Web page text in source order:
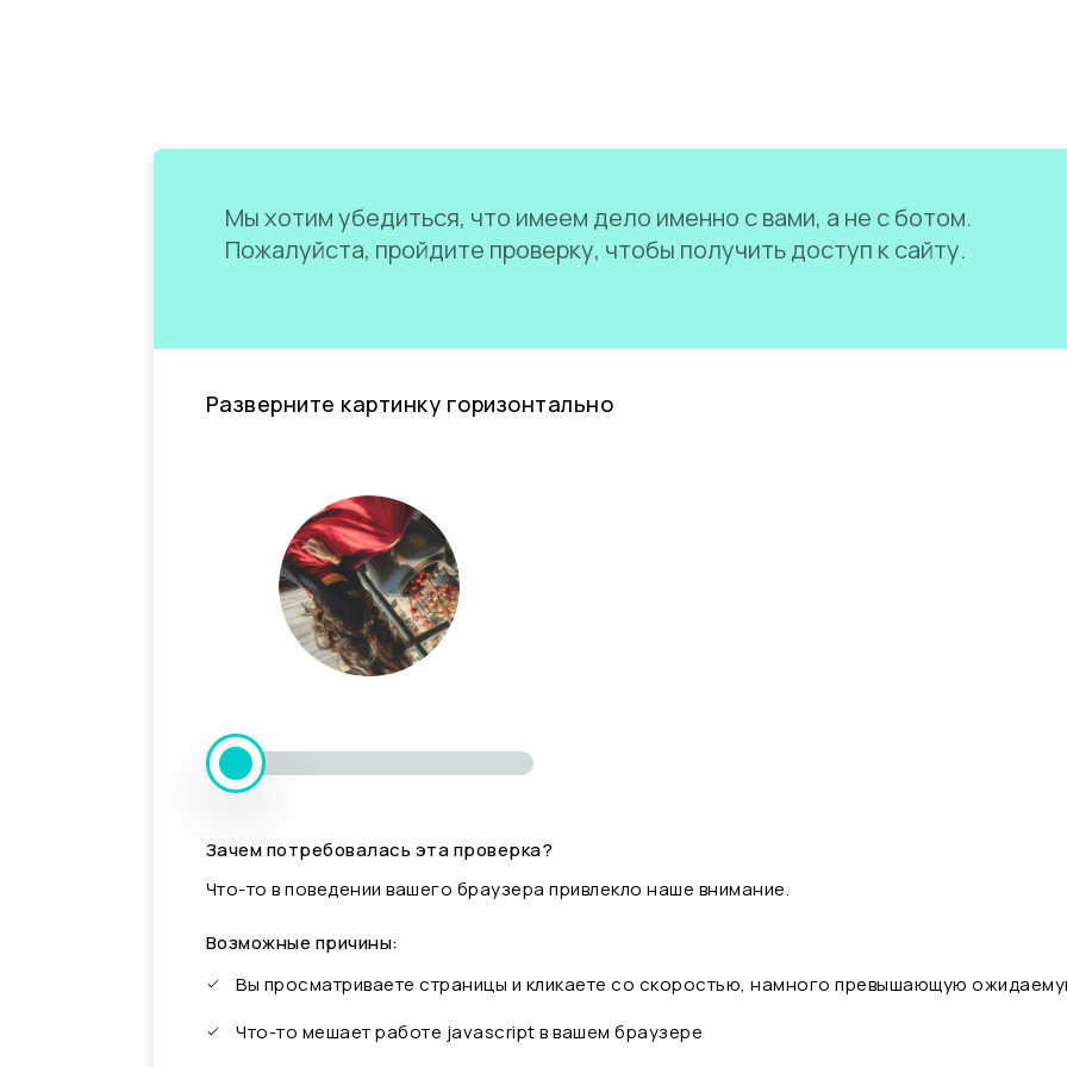
Мы хотим убедиться, что имеем дело именно с вами, а не с ботом.
Пожалуйста, пройдите проверку, чтобы получить доступ к сайту.
Разверните картинку горизонтально
Зачем потребовалась эта проверка?
Что-то в поведении вашего браузера привлекло наше внимание.
Возможные причины:
Вы просматриваете страницы и кликаете со скоростью, намного превышающую
Что-то мешает работе javascript в вашем браузере